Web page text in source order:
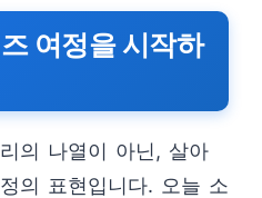
여정을 시작하
의 나열이 아닌, 살아
의 표현입니다. 오늘 소